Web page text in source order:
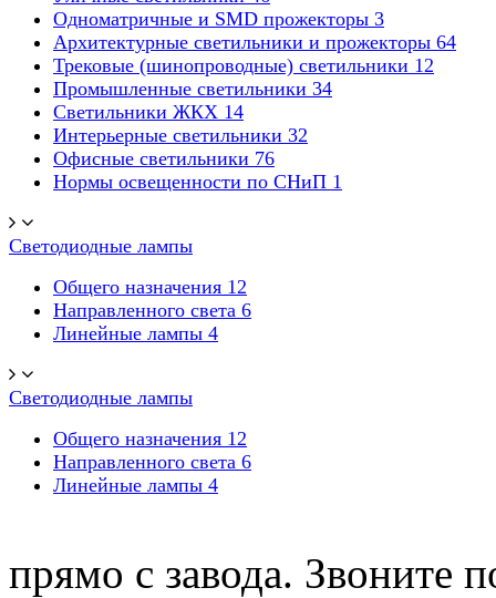
Одноматричные и SMD прожекторы 3
Архитектурные светильники и прожекторы 64
Трековые (шинопроводные) светильники 12
Промышленные светильники 34
Светильники ЖКХ 14
Интерьерные светильники 32
Офисные светильники 76
Нормы освещенности по СНиП 1
Светодиодные лампы
Общего назначения 12
Направленного света 6
Линейные лампы 4
Светодиодные лампы
Общего назначения 12
Направленного света 6
Линейные лампы 4
прямо с завода. Звоните